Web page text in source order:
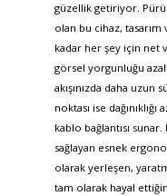
güzellik getiriyor.
olan bu cihaz, tasarım
kadar her şey için net
görsel yorgunluğu
akışınızda daha uzun
noktası ise
kablo bağlantısı
sağlayan esnek
olarak yerleşen,
tam olarak hayal